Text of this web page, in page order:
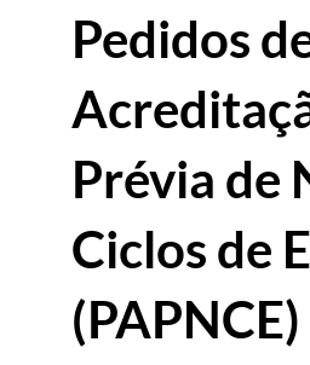
Pedidos
Prévia de
Ciclos de
(PAPNCE)